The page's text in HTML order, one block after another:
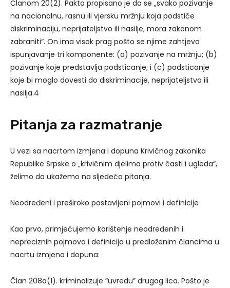
Članom 20(2). Pakta propisano je da se „svako pozivanje
na nacionalnu, rasnu ili vjersku mržnju koja podstiče
diskriminaciju, neprijateljstvo ili nasilje, mora zakonom
zabraniti“. On ima visok prag pošto se njime zahtjeva
ispunjavanje tri komponente: (a) pozivanje na mržnju; (b)
pozivanje koje predstavlja podsticanje; i (c) podsticanje
koje bi moglo dovesti do diskriminacije, neprijateljstva ili
nasilja.4
Pitanja za razmatranje
U vezi sa nacrtom izmjena i dopuna Krivičnog zakonika
Republike Srpske o „krivičnim djelima protiv časti i ugleda“,
želimo da ukažemo na sljedeća pitanja.
Neodređeni i preširoko postavljeni pojmovi i definicije
Kao prvo, primjećujemo korištenje neodređenih i
nepreciznih pojmova i definicija u predloženim člancima u
nacrtu izmjena i dopuna:
Član 208a(1). kriminalizuje “uvredu” drugog lica. Pošto je